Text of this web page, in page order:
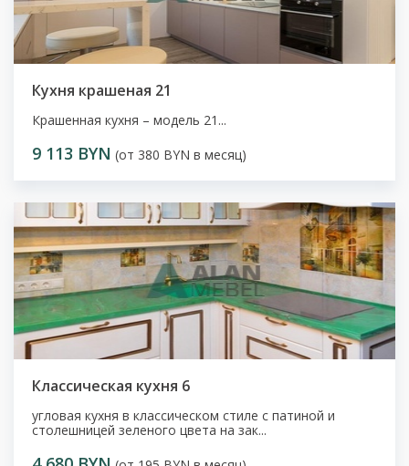
Кухня крашеная 21
Крашенная кухня – модель 21...
9 113 BYN (от 380 BYN в месяц)
Классическая кухня 6
угловая кухня в классическом стиле с патиной и
столешницей зеленого цвета на зак...